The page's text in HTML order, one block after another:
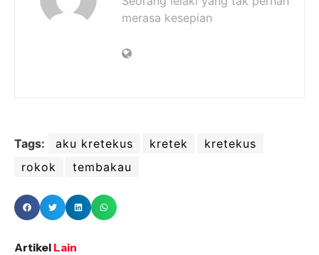
merasa kesepian
Tags: aku kretekus kretek
kretekus
rokok
tembakau
Artikel Lain